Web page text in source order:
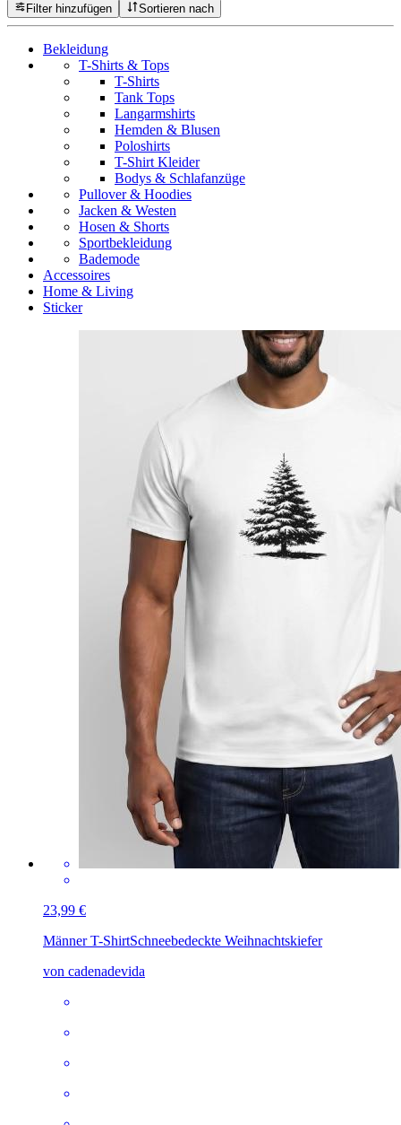
Filter hinzufügen
Sortieren nach
Bekleidung
T-Shirts & Tops
T-Shirts
Tank Tops
Langarmshirts
Hemden & Blusen
Poloshirts
T-Shirt Kleider
Bodys & Schlafanzüge
Pullover & Hoodies
Jacken & Westen
Hosen & Shorts
Sportbekleidung
Bademode
Accessoires
Home & Living
Sticker
23,99 €
Männer T-ShirtSchneebedeckte Weihnachtskiefer
von cadenadevida